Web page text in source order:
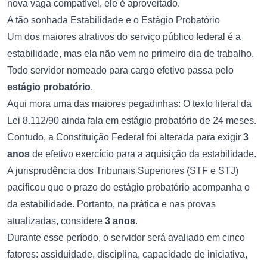
nova vaga compatível, ele é aproveitado.
A tão sonhada Estabilidade e o Estágio Probatório
Um dos maiores atrativos do serviço público federal é a
estabilidade, mas ela não vem no primeiro dia de trabalho.
Todo servidor nomeado para cargo efetivo passa pelo
estágio probatório.
Aqui mora uma das maiores pegadinhas: O texto literal da
Lei 8.112/90 ainda fala em estágio probatório de 24 meses.
Contudo, a Constituição Federal foi alterada para exigir 3
anos de efetivo exercício para a aquisição da estabilidade.
A jurisprudência dos Tribunais Superiores (STF e STJ)
pacificou que o prazo do estágio probatório acompanha o
da estabilidade. Portanto, na prática e nas provas
atualizadas, considere 3 anos.
Durante esse período, o servidor será avaliado em cinco
fatores: assiduidade, disciplina, capacidade de iniciativa,